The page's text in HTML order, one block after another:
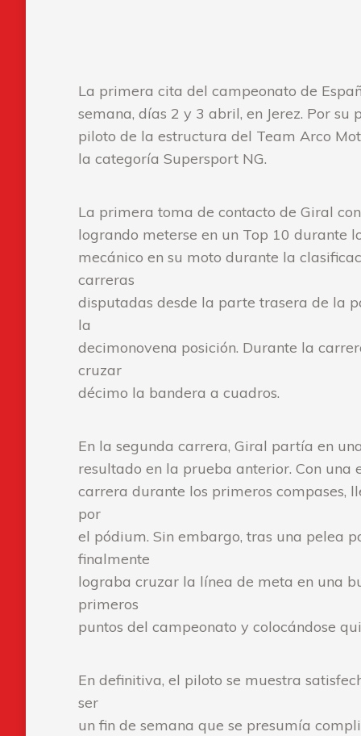
La primera cita del campeonato de
semana, días 2 y 3 abril, en Jerez. Por
piloto de la estructura del Team Arco
la categoría Supersport NG.
La primera toma de contacto de Giral
logrando meterse en un Top 10 durante
mecánico en su moto durante la
carreras
disputadas desde la parte trasera de la
la
decimonovena posición. Durante la
cruzar
décimo la bandera a cuadros.
En la segunda carrera, Giral partía en
resultado en la prueba anterior. Con
carrera durante los primeros compases,
por
el pódium. Sin embargo, tras una pelea
finalmente
lograba cruzar la línea de meta en una
primeros
puntos del campeonato y colocándose
En definitiva, el piloto se muestra
ser
un fin de semana que se presumía